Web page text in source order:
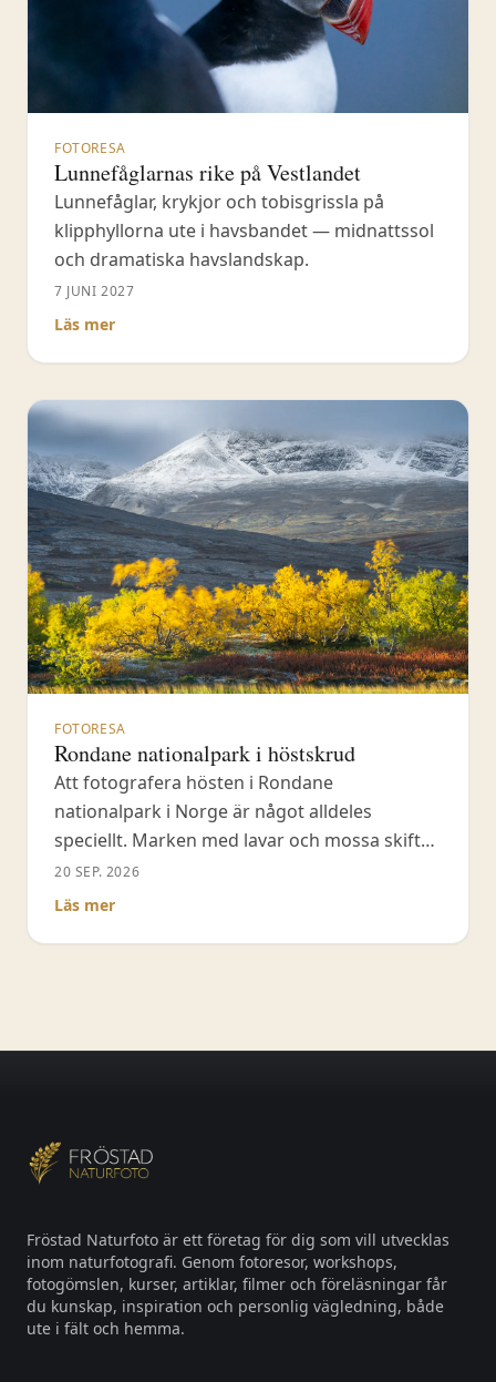
FOTORESA
Lunnefåglarnas rike på Vestlandet
Lunnefåglar, krykjor och tobisgrissla på
klipphyllorna ute i havsbandet — midnattssol
och dramatiska havslandskap.
7 JUNI 2027
Läs mer
FOTORESA
Rondane nationalpark i höstskrud
Att fotografera hösten i Rondane
nationalpark i Norge är något alldeles
speciellt. Marken med lavar och mossa skiftar
i grönt, rött och orange, och fjällbjörken går
från grönt till gult och rött.
20 SEP. 2026
Läs mer
Fröstad Naturfoto är ett företag för dig som vill utvecklas
inom naturfotografi. Genom fotoresor, workshops,
fotogömslen, kurser, artiklar, filmer och föreläsningar får
du kunskap, inspiration och personlig vägledning, både
ute i fält och hemma.